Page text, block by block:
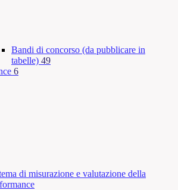
Bandi di concorso (da pubblicare in
tabelle) 49
6
di misurazione e valutazione della